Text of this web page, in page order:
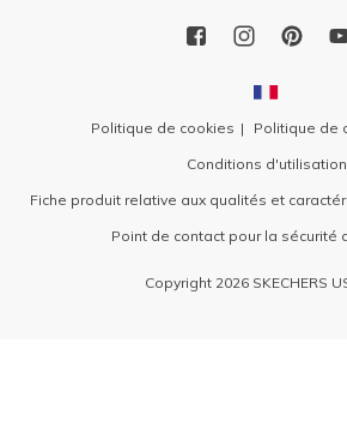
Politique de cookies
Politique de
Conditions d'utilisation
Fiche produit relative aux qualités et
Point de contact pour la sécurité
Copyright 2026 SKECHERS